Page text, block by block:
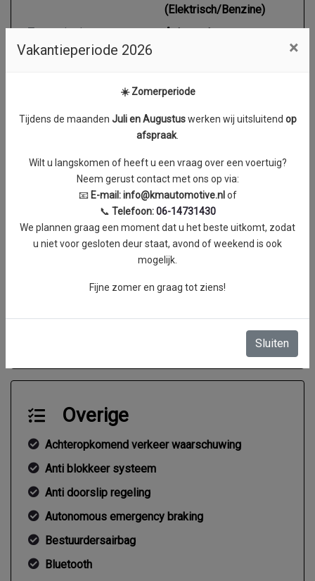
(Elektrisch/Benzine)
Transmissie
Automaat
Aantal cilinders
180 kW / 245 PK
Topsnelheid
222 km/h
Koppel
0 Nm
Gemiddeld verbruik
1.2 l/100km
Accu specificaties
Overige
Achteropkomend verkeer waarschuwing
Anti blokkeer systeem
Anti doorslip regeling
Autonomous emergency braking
Bestuurdersairbag
Bluetooth
Vakantieperiode 2026 ×
☀️ Zomerperiode
Tijdens de maanden Juli en Augustuswerken wij uitsluitend op
afspraak.
Wilt u langskomen of heeft u een vraag over een voertuig?
Neem gerust contact met ons op via:
📧 E-mail:info@kmautomotive.nl of
📞 Telefoon:06-14731430
We plannen graag een moment dat u het beste uitkomt, zodat
u niet voor gesloten deur staat, avond of weekend is ook
mogelijk.
Fijne zomer en graag tot ziens!
Sluiten